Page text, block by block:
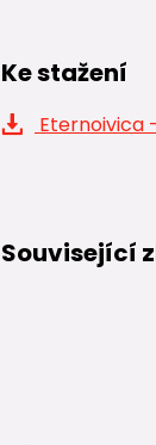
Ke stažení
Eternoivica
Související